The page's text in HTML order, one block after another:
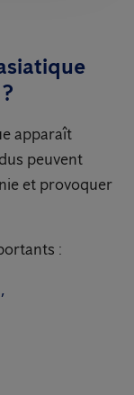
apparaît
peuvent
et provoquer
: